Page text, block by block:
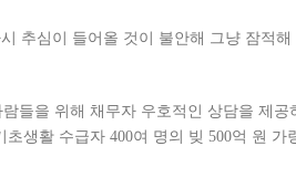
추심이 들어올 것이 불안해 그냥 잠적해
들을 위해 채무자 우호적인 상담을 제공
생활 수급자 400여 명의 빚 500억 원 가